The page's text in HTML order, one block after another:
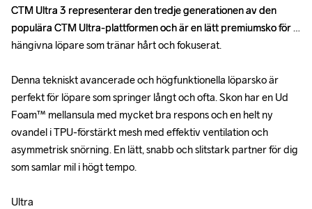
CTM Ultra 3 representerar den tredje generationen av den
populära CTM Ultra-plattformen och är en lätt premiumsko för
hängivna löpare som tränar hårt och fokuserat.
Denna tekniskt avancerade och högfunktionella löparsko är
perfekt för löpare som springer långt och ofta. Skon har en Ud
Foam™ mellansula med mycket bra respons och en helt ny
ovandel i TPU-förstärkt mesh med effektiv ventilation och
asymmetrisk snörning. En lätt, snabb och slitstark partner för dig
som samlar mil i högt tempo.
Ultra
CTM Ultra 3 representerar den tredje generationen av den
populära CTM Ultra-plattformen och är en lätt premiumsko för
hängivna löpare som tränar hårt och fokuserat.
Denna tekniskt avancerade och högfunktionella löparsko är
perfekt för löpare som springer långt och ofta. Skon har en Ud
Foam™ mellansula med mycket bra respons och en helt ny
ovandel i TPU-förstärkt mesh med effektiv ventilation och
asymmetrisk snörning. En lätt, snabb och slitstark partner för dig
som samlar mil i högt tempo.
Ultra